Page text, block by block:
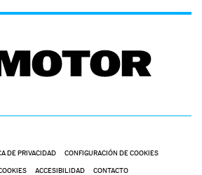
DE PRIVACIDAD CONFIGURACIÓN DE COOKIES
ACCESIBILIDAD CONTACTO